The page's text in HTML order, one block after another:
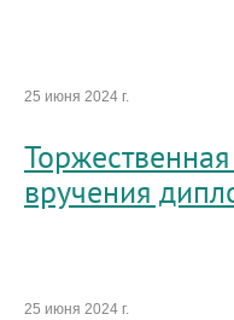
25 июня 2024 г.
вручения
25 июня 2024 г.